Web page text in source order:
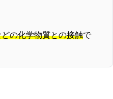
の化学物質との接触で